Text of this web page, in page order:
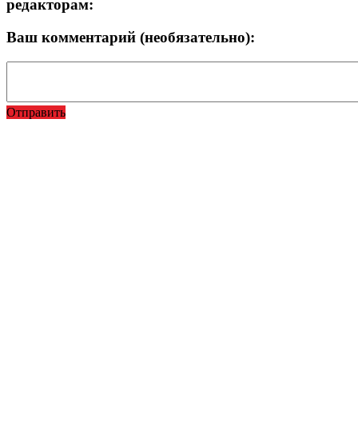
редакторам:
Ваш комментарий (необязательно):
Отправить